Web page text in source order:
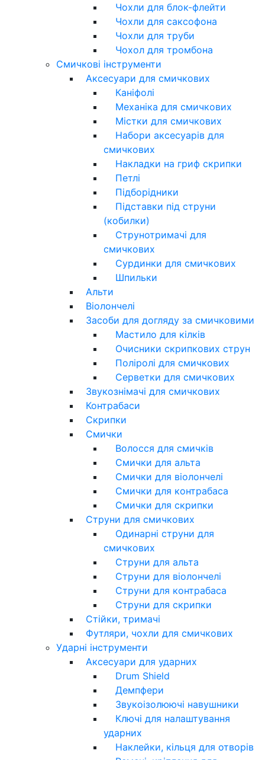
Чохли для блок-флейти
Чохли для саксофона
Чохли для труби
Чохол для тромбона
Смичкові інструменти
Аксесуари для смичкових
Каніфолі
Механіка для смичкових
Містки для смичкових
Набори аксесуарів для
смичкових
Накладки на гриф скрипки
Петлі
Підборідники
Підставки під струни
(кобилки)
Струнотримачі для
смичкових
Сурдинки для смичкових
Шпильки
Альти
Віолончелі
Засоби для догляду за смичковими
Мастило для кілків
Очисники скрипкових струн
Поліролі для смичкових
Серветки для смичкових
Звукознімачі для смичкових
Контрабаси
Скрипки
Смички
Волосся для смичків
Смички для альта
Смички для віолончелі
Смички для контрабаса
Смички для скрипки
Струни для смичкових
Одинарні струни для
смичкових
Струни для альта
Струни для віолончелі
Струни для контрабаса
Струни для скрипки
Стійки, тримачі
Футляри, чохли для смичкових
Ударні інструменти
Аксесуари для ударних
Drum Shield
Демпфери
Звукоізолюючі навушники
Ключі для налаштування
ударних
Наклейки, кільця для отворів